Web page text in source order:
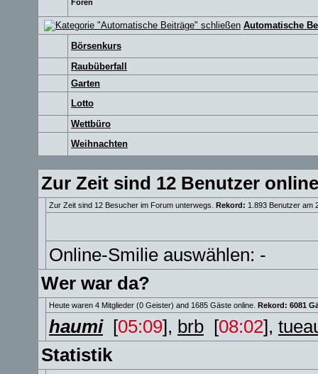
Foren
Automatische
Börsenkurs
Raubüberfall
Garten
Lotto
Wettbüro
Weihnachten
Zur Zeit sind 12 Benutzer
Zur Zeit sind 12 Besucher im Forum unterwegs. Rekord: 1.893 Benutzer am
Online-Smilie auswählen: -
Wer war da?
Heute waren 4 Mitglieder (0 Geister) and 1685 Gäste online. Rekord: 6081
haumi[05:09], brb [08:02],
Statistik